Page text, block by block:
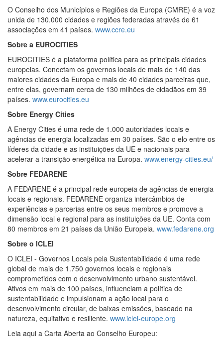
O Conselho dos Municípios e Regiões da Europa (CMRE) é a voz
unida de 130.000 cidades e regiões federadas através de 61
associações em 41 países. www.ccre.eu
Sobre a EUROCITIES
EUROCITIES é a plataforma política para as principais cidades
europeias. Conectam os governos locais de mais de 140 das
maiores cidades da Europa e mais de 40 cidades parceiras que,
entre elas, governam cerca de 130 milhões de cidadãos em 39
países. www.eurocities.eu
Sobre Energy Cities
A Energy Cities é uma rede de 1.000 autoridades locais e
agências de energia localizadas em 30 países. São o elo entre os
líderes da cidade e as instituições da UE e nacionais para
acelerar a transição energética na Europa. www.energy-cities.eu/
Sobre FEDARENE
A FEDARENE é a principal rede europeia de agências de energia
locais e regionais. FEDARENE organiza intercâmbios de
experiências e parcerias entre os seus membros e promove a
dimensão local e regional para as instituições da UE. Conta com
80 membros em 21 países da União Europeia. www.fedarene.org
Sobre o ICLEI
O ICLEI - Governos Locais pela Sustentabilidade é uma rede
global de mais de 1.750 governos locais e regionais
comprometidos com o desenvolvimento urbano sustentável.
Ativos em mais de 100 países, influenciam a política de
sustentabilidade e impulsionam a ação local para o
desenvolvimento circular, de baixas emissôes, baseado na
natureza, equitativo e resiliente. www.iclei-europe.org
Leia aqui a Carta Aberta ao Conselho Europeu: